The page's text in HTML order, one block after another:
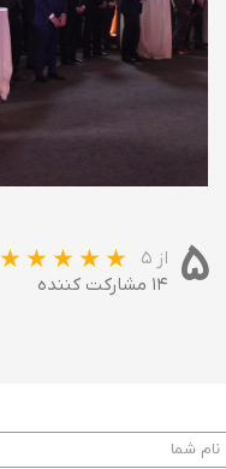
۵ از ۵
۱۴ مشارکت کننده